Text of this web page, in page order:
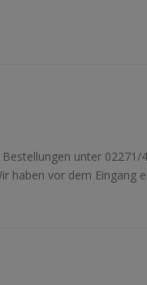
unter 02271/
haben vor dem Eingang